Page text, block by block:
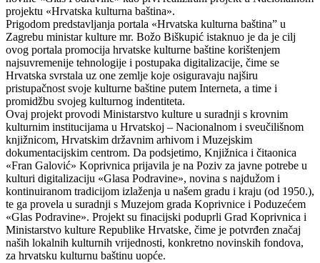
projektu «Hrvatska kulturna baština».
Prigodom predstavljanja portala «Hrvatska kulturna baština” u
Zagrebu ministar kulture mr. Božo Biškupić istaknuo je da je cilj
ovog portala promocija hrvatske kulturne baštine korištenjem
najsuvremenije tehnologije i postupaka digitalizacije, čime se
Hrvatska svrstala uz one zemlje koje osiguravaju najširu
pristupačnost svoje kulturne baštine putem Interneta, a time i
promidžbu svojeg kulturnog indentiteta.
Ovaj projekt provodi Ministarstvo kulture u suradnji s krovnim
kulturnim institucijama u Hrvatskoj – Nacionalnom i sveučilišnom
knjižnicom, Hrvatskim državnim arhivom i Muzejskim
dokumentacijskim centrom. Da podsjetimo, Knjižnica i čitaonica
«Fran Galović» Koprivnica prijavila je na Poziv za javne potrebe u
kulturi digitalizaciju «Glasa Podravine», novina s najdužom i
kontinuiranom tradicijom izlaženja u našem gradu i kraju (od 1950.),
te ga provela u suradnji s Muzejom grada Koprivnice i Poduzećem
«Glas Podravine». Projekt su finacijski poduprli Grad Koprivnica i
Ministarstvo kulture Republike Hrvatske, čime je potvrđen značaj
naših lokalnih kulturnih vrijednosti, konkretno novinskih fondova,
za hrvatsku kulturnu baštinu uopće.